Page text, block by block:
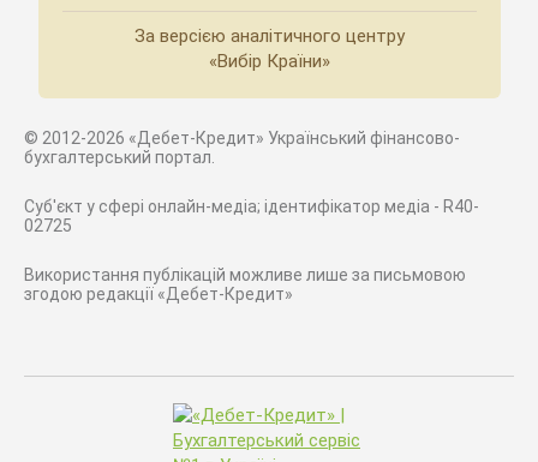
За версією аналітичного центру
«Вибір Країни»
© 2012-2026 «Дебет-Кредит» Український фінансово-
бухгалтерський портал.
Суб'єкт у сфері онлайн-медіа; ідентифікатор медіа - R40-
02725
Використання публікацій можливе лише за письмовою
згодою редакції «Дебет-Кредит»